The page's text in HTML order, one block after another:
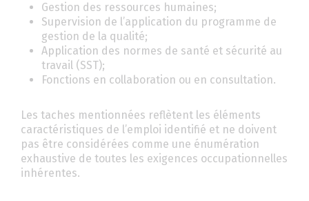
Gestion des ressources humaines;
Supervision de l’application du programme de
gestion de la qualité;
Application des normes de santé et sécurité au
travail (SST);
Fonctions en collaboration ou en consultation.
Les taches mentionnées reflètent les éléments
caractéristiques de l’emploi identifié et ne doivent
pas être considérées comme une énumération
exhaustive de toutes les exigences occupationnelles
inhérentes.